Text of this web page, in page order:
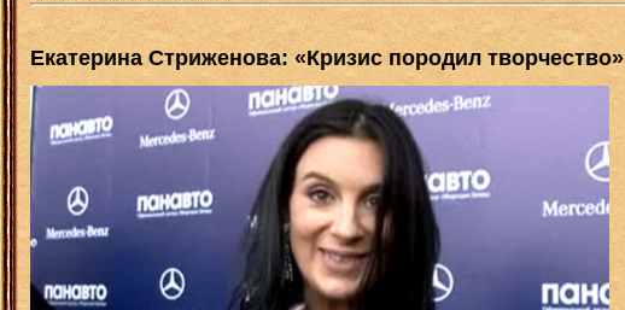
Екатерина Стриженова: «Кризис породил творчество»